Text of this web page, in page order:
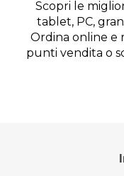
Scopri le
tablet, PC,
Ordina online e
punti vendita o